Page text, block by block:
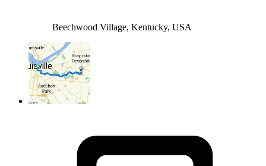
Beechwood Village, Kentucky, USA